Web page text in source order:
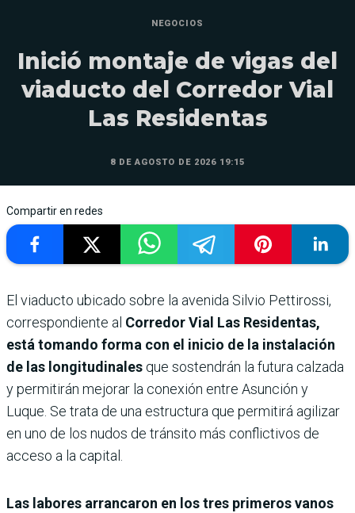
NEGOCIOS
Inició montaje de vigas del
viaducto del Corredor Vial
Las Residentas
8 DE AGOSTO DE 2026 19:15
Compartir en redes
El viaducto ubicado sobre la avenida Silvio Pettirossi,
correspondiente al Corredor Vial Las Residentas,
está tomando forma con el inicio de la instalación
de las longitudinales que sostendrán la futura calzada
y permitirán mejorar la conexión entre Asunción y
Luque. Se trata de una estructura que permitirá agilizar
en uno de los nudos de tránsito más conflictivos de
acceso a la capital.
Las labores arrancaron en los tres primeros vanos